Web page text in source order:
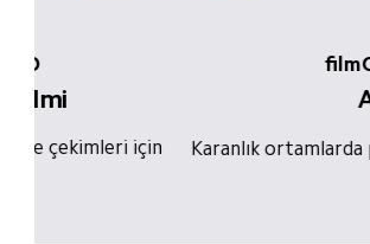
filmCamera KG200
Karanlık ortamlarda portre çekimleri